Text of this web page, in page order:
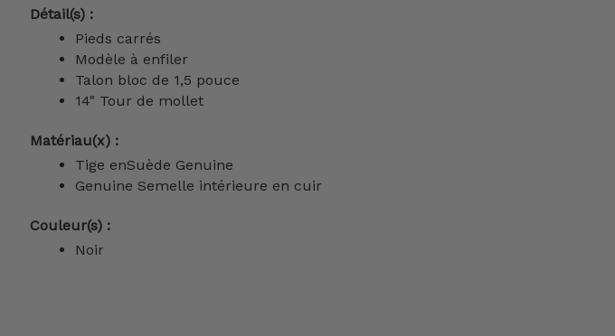
Détail(s) :
Pieds carrés
Modèle à enfiler
Talon bloc de 1,5 pouce
14" Tour de mollet
Matériau(x) :
Tige enSuède Genuine
Genuine Semelle intérieure en cuir
Couleur(s) :
Noir